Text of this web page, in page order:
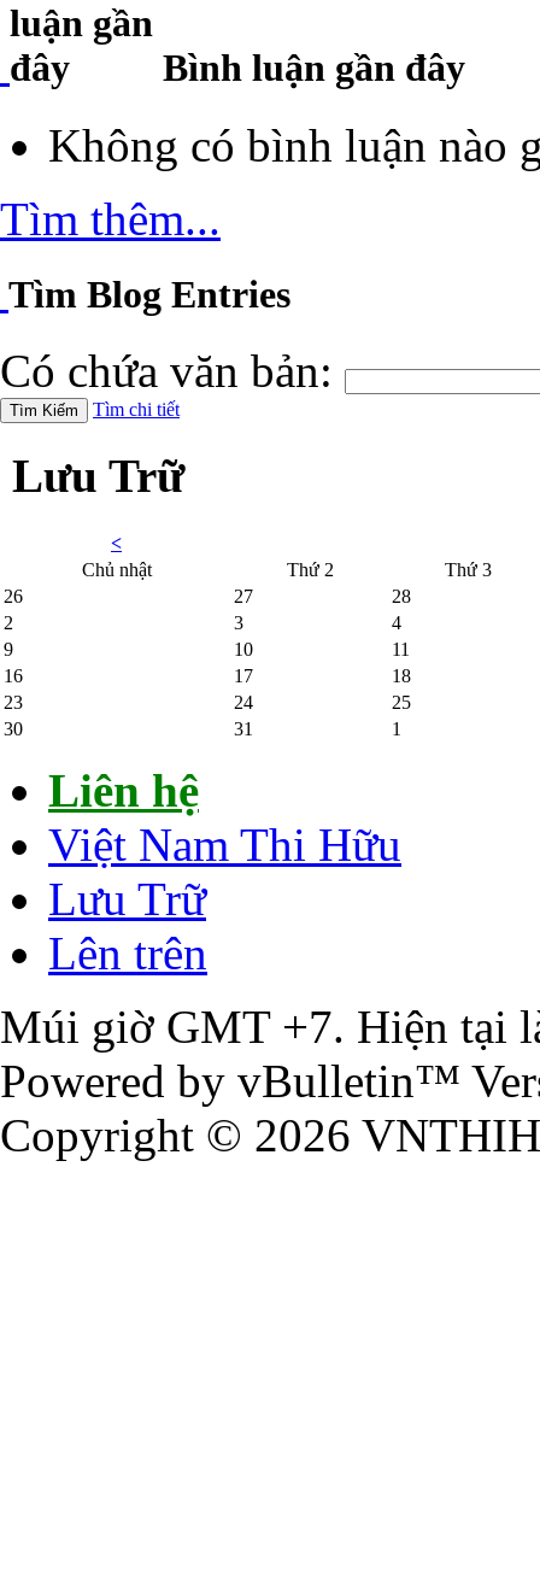
Bình luận gần đây
Không có bình luận nào
Tìm thêm...
Tìm Blog Entries
Có chứa văn bản:
Tìm chi tiết
Lưu Trữ
<
Chủ nhật
Thứ 2
Thứ 3
26
27
28
2
3
4
9
10
11
16
17
18
23
24
25
30
31 1
Liên hệ
Việt Nam Thi Hữu
Lưu Trữ
Lên trên
Múi giờ GMT +7. Hiện tại
Powered by vBulletin™
Copyright © 2026